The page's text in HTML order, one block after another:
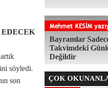
söyledi.
son
Bayramlar
Takvimdeki
Değildir
ÇOK